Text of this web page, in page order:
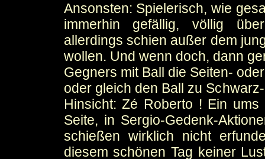
Ansonsten: Spielerisch, wie
immerhin gefällig, völlig
allerdings schien außer dem
wollen. Und wenn doch, dann
Gegners mit Ball die Seiten-
oder gleich den Ball zu
Hinsicht: Zé Roberto ! Ein
Seite, in Sergio-Gedenk-
schießen wirklich nicht
diesem schönen Tag keiner